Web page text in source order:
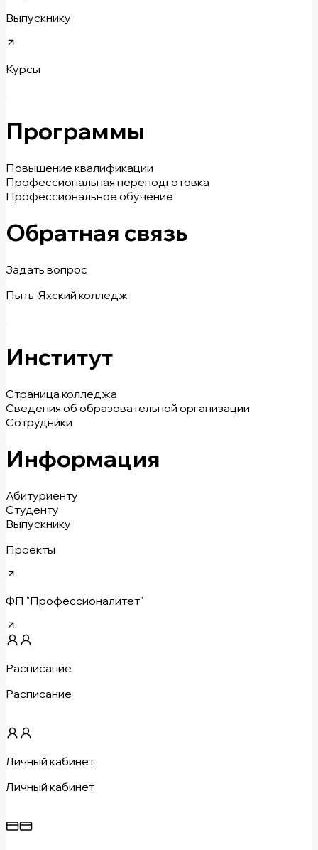
Выпускнику
Курсы
Программы
Повышение квалификации
Профессиональная переподготовка
Профессиональное обучение
Обратная связь
Задать вопрос
Пыть-Яхский колледж
Институт
Страница колледжа
Сведения об образовательной организации
Сотрудники
Информация
Абитуриенту
Студенту
Выпускнику
Проекты
ФП "Профессионалитет"
Расписание
Расписание
Личный кабинет
Личный кабинет